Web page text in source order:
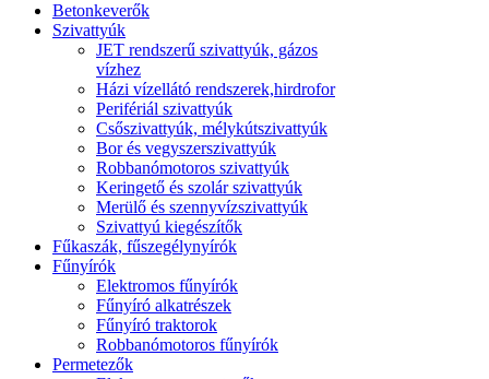
Betonkeverők
Szivattyúk
JET rendszerű szivattyúk, gázos
vízhez
Házi vízellátó rendszerek,hirdrofor
Perifériál szivattyúk
Csőszivattyúk, mélykútszivattyúk
Bor és vegyszerszivattyúk
Robbanómotoros szivattyúk
Keringető és szolár szivattyúk
Merülő és szennyvízszivattyúk
Szivattyú kiegészítők
Fűkaszák, fűszegélynyírók
Fűnyírók
Elektromos fűnyírók
Fűnyíró alkatrészek
Fűnyíró traktorok
Robbanómotoros fűnyírók
Permetezők